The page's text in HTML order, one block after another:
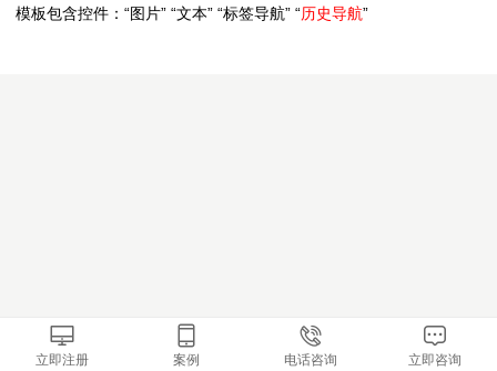
模板包含控件：“图片” “文本” “标签导航” “历史导航”
立即注册 案例 电话咨询 立即咨询